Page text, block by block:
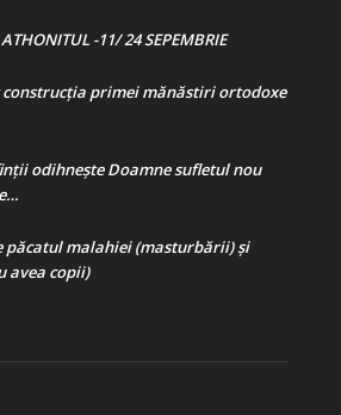
-11/ 24 SEPEMBRIE
construcţia primei mănăstiri ortodoxe
odihnește Doamne sufletul nou
păcatul malahiei (masturbării) şi
avea copii)